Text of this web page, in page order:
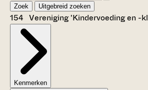
Zoek Uitgebreid zoeken
154 Vereniging 'Kindervoeding en -
Kenmerken